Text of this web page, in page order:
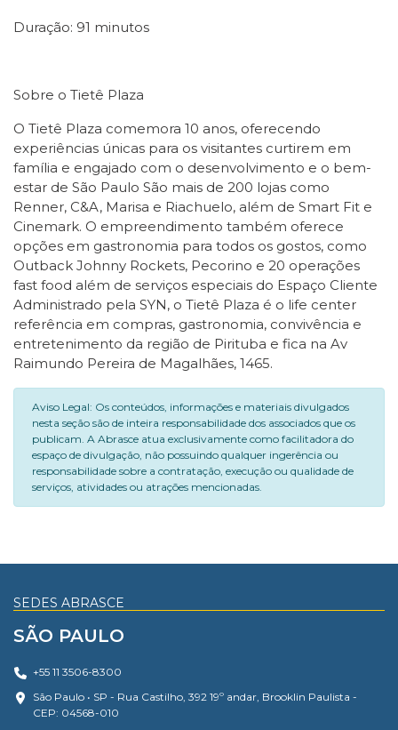
Duração: 91 minutos
Sobre o Tietê Plaza
O Tietê Plaza comemora 10 anos, oferecendo
experiências únicas para os visitantes curtirem em
família e engajado com o desenvolvimento e o bem-
estar de São Paulo São mais de 200 lojas como
Renner, C&A, Marisa e Riachuelo, além de Smart Fit e
Cinemark. O empreendimento também oferece
opções em gastronomia para todos os gostos, como
Outback Johnny Rockets, Pecorino e 20 operações
fast food além de serviços especiais do Espaço Cliente
Administrado pela SYN, o Tietê Plaza é o life center
referência em compras, gastronomia, convivência e
entretenimento da região de Pirituba e fica na Av
Raimundo Pereira de Magalhães, 1465.
Aviso Legal: Os conteúdos, informações e materiais divulgados
nesta seção são de inteira responsabilidade dos associados que os
publicam. A Abrasce atua exclusivamente como facilitadora do
espaço de divulgação, não possuindo qualquer ingerência ou
responsabilidade sobre a contratação, execução ou qualidade de
serviços, atividades ou atrações mencionadas.
SEDES ABRASCE
SÃO PAULO
+55 11 3506-8300
São Paulo • SP - Rua Castilho, 392 19º andar, Brooklin Paulista -
CEP: 04568-010